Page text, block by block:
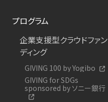
プログラム
企業支援型クラウドファン
ディング
GIVING 100 by Yogibo
GIVING for SDGs
sponsored by ソニー銀行